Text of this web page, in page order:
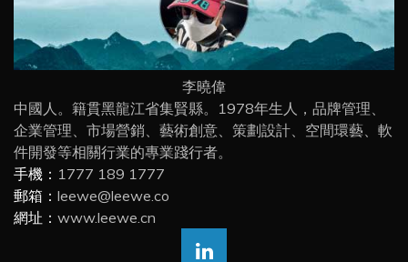
李曉偉
中國人。籍貫黑龍江省集賢縣。1978年生人，品牌管理、
企業管理、市場營銷、藝術創意、策劃設計、空間環藝、軟
件開發等相關行業的專業踐行者。
手機： 1777 189 1777
郵箱： leewe@leewe.co
網址： www.leewe.cn